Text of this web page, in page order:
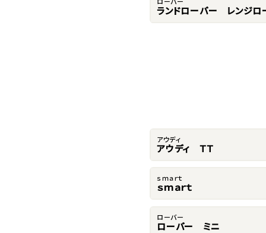
ランドローバー レンジロ
アウディ
アウディ ＴＴ
ｓｍａｒｔ
ｓｍａｒｔ
ローバー
ローバー ミニ